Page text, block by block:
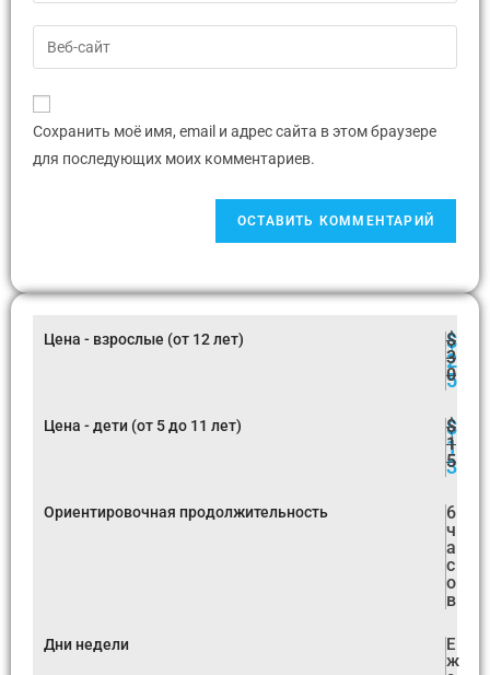
Сохранить моё имя, email и адрес сайта в этом браузере
для последующих моих комментариев.
Цена - взрослые (от 12 лет)
$
2
5
$
3
0
Цена - дети (от 5 до 11 лет)
$
1
3
$
1
5
Ориентировочная продолжительность
6
ч
а
с
о
в
Дни недели
Е
ж